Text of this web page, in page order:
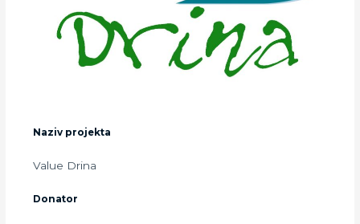
Naziv projekta
Value Drina
Donator